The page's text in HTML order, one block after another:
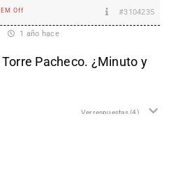
EM Off #3104235
1 año hace
Pacheco. ¿Minuto y
Ver respuestas(4)